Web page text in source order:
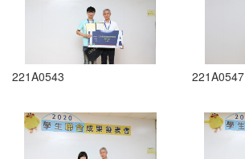
221A0543 221A0547